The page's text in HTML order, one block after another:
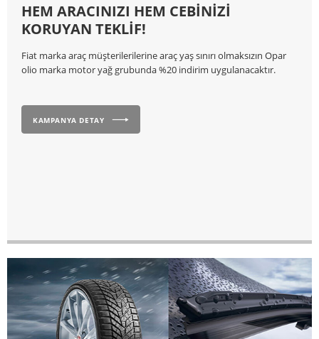
HEM ARACINIZI HEM CEBİNİZİ
KORUYAN TEKLİF!
Fiat marka araç müşterilerilerine araç yaş sınırı olmaksızın Opar
olio marka motor yağ grubunda %20 indirim uygulanacaktır.
KAMPANYA DETAY